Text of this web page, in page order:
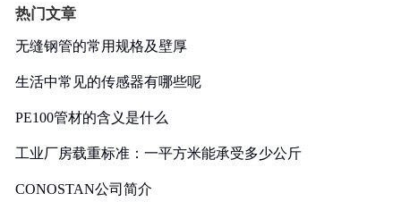
热门文章
无缝钢管的常用规格及壁厚
生活中常见的传感器有哪些呢
PE100管材的含义是什么
工业厂房载重标准：一平方米能承受多少公斤
CONOSTAN公司简介